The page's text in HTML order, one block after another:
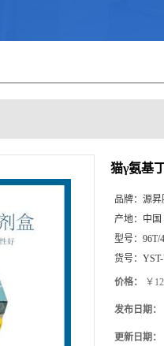
猫γ氨基
品牌： 源昇
产地： 中国
型号： 96T/
货号：
价格： ￥
发布日期：
更新日期：